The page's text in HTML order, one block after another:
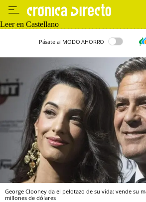
Leer en Castellano
Pásate al MODO AHORRO
George Clooney da el pelotazo de su vida: vende su
millones de dólares